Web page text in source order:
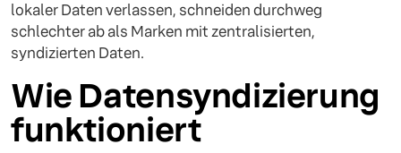
lokaler Daten verlassen, schneiden durchweg
schlechter ab als Marken mit zentralisierten,
syndizierten Daten.
Wie Datensyndizierung
funktioniert